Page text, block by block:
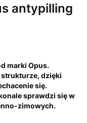
antypilling
marki Opus.
strukturze, dzięki
się.
sprawdzi się w
zimowych.